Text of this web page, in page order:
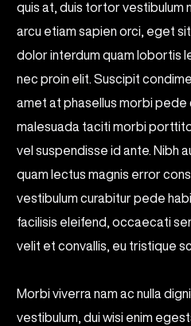
quis at, duis tortor vestibulum
arcu etiam sapien orci, eget sit
dolor interdum quam lobortis
nec proin elit. Suscipit
amet at phasellus morbi pede
malesuada taciti morbi
vel suspendisse id ante. Nibh
quam lectus magnis error
vestibulum curabitur pede
facilisis eleifend, occaecati
velit et convallis, eu tristique
Morbi viverra nam ac nulla
vestibulum, dui wisi enim